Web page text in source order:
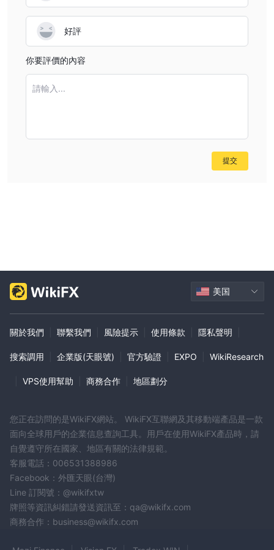
好評
你要評價的內容
請輸入...
提交
美国
關於我們 聯繫我們 風險提示 使用條款 隱私聲明
搜索調用 企業版(天眼號) 官方驗證 EXPO WikiResearch
VPS使用幫助 商務合作 地區劃分
您正在訪問的是WikiFX網站。 WikiFX互聯網及其移動端產品是一款
面向全球用戶的企業信息查詢工具。用戶在使用WikiFX產品時，請
自覺遵守所在國家、地區有關的法律規範。
客服電話：006531388986
Facebook：外匯天眼(台灣)
Line 訂閱號：@wikifxtw
牌照等資訊糾錯請發送資訊至：qa@wikifx.com
商務合作：business@wikifx.com